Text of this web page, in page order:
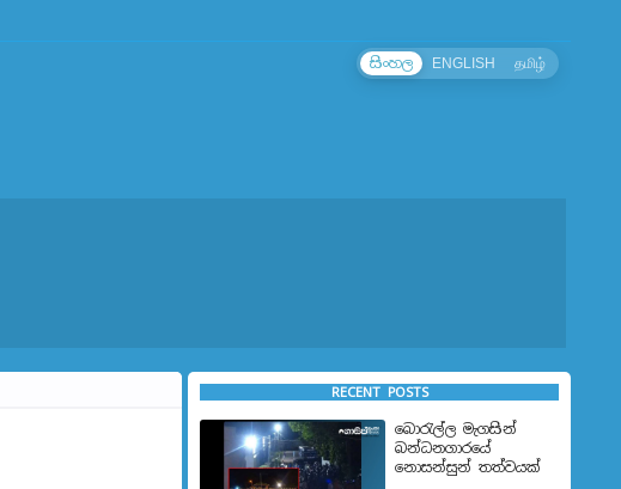
සිංහල ENGLISH தமிழ்
RECENT POSTS
බොරැල්ල මැගසින්
බන්ධනගාරයේ
නොසන්සුන් තත්වයක්